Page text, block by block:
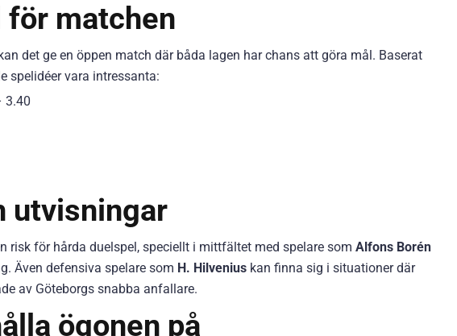
för matchen
det ge en öppen match där båda lagen har chans att göra mål. Baserat
spelidéer vara intressanta:
3.40
utvisningar
risk för hårda duelspel, speciellt i mittfältet med spelare som Alfons Borén
Även defensiva spelare som H. Hilvenius kan finna sig i situationer där
av Göteborgs snabba anfallare.
ögonen på